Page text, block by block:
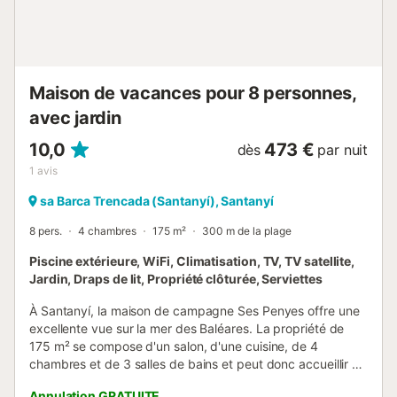
Maison de vacances pour 8 personnes,
avec jardin
10,0
1 avis
dès 473 € par nuit
sa Barca Trencada (Santanyí), Santanyí
8 pers. 4 chambres 175 m² 300 m de la plage
Piscine extérieure, WiFi, Climatisation, TV, TV satellite,
Jardin, Draps de lit, Propriété clôturée, Serviettes
À Santanyí, la maison de campagne Ses Penyes offre une
excellente vue sur la mer des Baléares. La propriété de
175 m² se compose d'un salon, d'une cuisine, de 4
chambres et de 3 salles de bains et peut donc accueillir 8